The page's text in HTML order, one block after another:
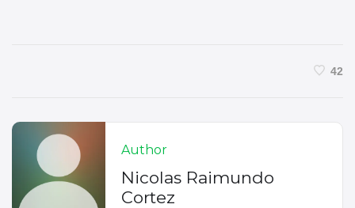
42
Author
Nicolas Raimundo
Cortez